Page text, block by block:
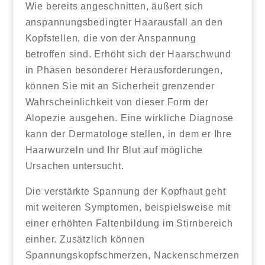
Wie bereits angeschnitten, äußert sich
anspannungsbedingter Haarausfall an den
Kopfstellen, die von der Anspannung
betroffen sind. Erhöht sich der Haarschwund
in Phasen besonderer Herausforderungen,
können Sie mit an Sicherheit grenzender
Wahrscheinlichkeit von dieser Form der
Alopezie ausgehen. Eine wirkliche Diagnose
kann der Dermatologe stellen, in dem er Ihre
Haarwurzeln und Ihr Blut auf mögliche
Ursachen untersucht.
Die verstärkte Spannung der Kopfhaut geht
mit weiteren Symptomen, beispielsweise mit
einer erhöhten Faltenbildung im Stirnbereich
einher. Zusätzlich können
Spannungskopfschmerzen, Nackenschmerzen